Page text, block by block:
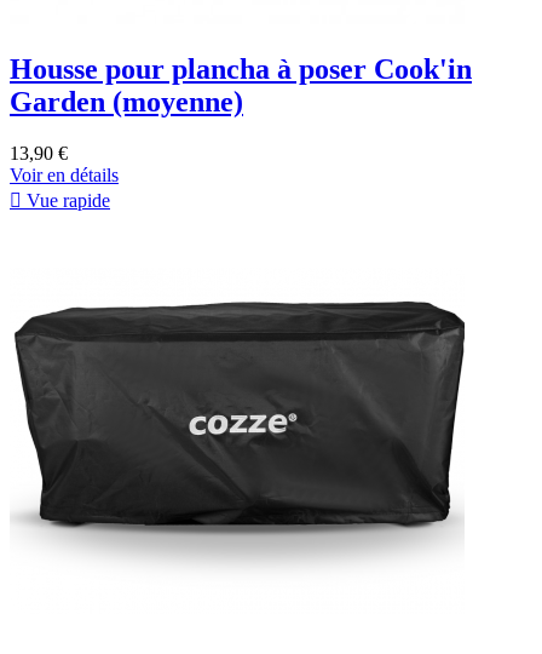
Housse pour plancha à poser Cook'in
Garden (moyenne)
13,90 €
Voir en détails
 Vue rapide